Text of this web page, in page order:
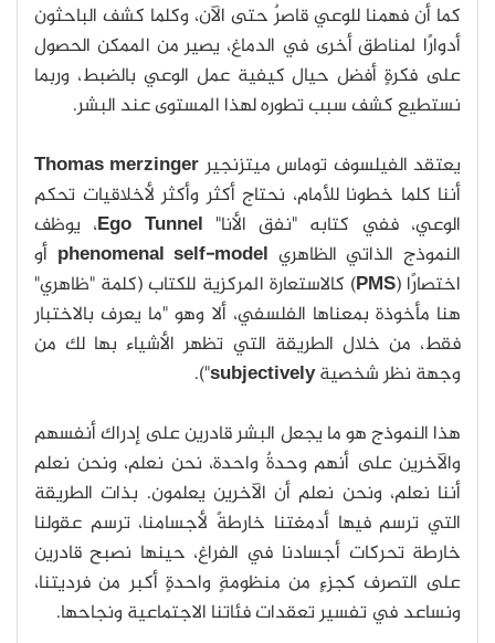
كما أن فهمنا للوعي قاصرٌ حتى الآن، وكلما كشف الباحثون
أدوارًا لمناطق أخرى في الدماغ، يصير من الممكن الحصول
على فكرةٍ أفضل حيال كيفية عمل الوعي بالضبط، وربما
نستطيع كشف سبب تطوره لهذا المستوى عند البشر.
يعتقد الفيلسوف توماس ميتزنجيرThomas merzinger
أننا كلما خطونا للأمام، نحتاج أكثر وأكثر لأخلاقيات تحكم
الوعي، ففي كتابه "نفق الأنا" Ego Tunnel، يوظف
النموذج الذاتي الظاهري phenomenal self-model أو
اختصارًا (PMS) كالاستعارة المركزية للكتاب (كلمة "ظاهري"
هنا مأخوذة بمعناها الفلسفي، ألا وهو "ما يعرف بالاختبار
فقط، من خلال الطريقة التي تظهر الأشياء بها لك من
وجهة نظر شخصيةsubjectively
").
هذا النموذج هو ما يجعل البشر قادرين على إدراك أنفسهم
والآخرين على أنهم وحدةٌ واحدة، نحن نعلم، ونحن نعلم
أننا نعلم، ونحن نعلم أن الآخرين يعلمون. بذات الطريقة
التي ترسم فيها أدمغتنا خارطةً ﻷجسامنا، ترسم عقولنا
خارطة تحركات أجسادنا في الفراغ، حينها نصبح قادرين
على التصرف كجزءٍ من منظومةٍ واحدةٍ أكبر من فرديتنا،
ونساعد في تفسير تعقدات فئاتنا الاجتماعية ونجاحها.